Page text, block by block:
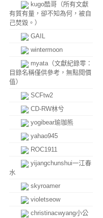
kugo酷哥（所有文獻
有質有量，卻不知為何，被自
己焚毀。）
GAIL
wintermoon
myata（文獻紀錄零：
目錄名稱僅供參考，無點閱價
值）
SCFtw2
CD-RW林兮
yogibear瑜珈熊
yahao945
ROC1911
yijangchunshui一江春
水
skyroamer
violetseow
christinacwyang小公